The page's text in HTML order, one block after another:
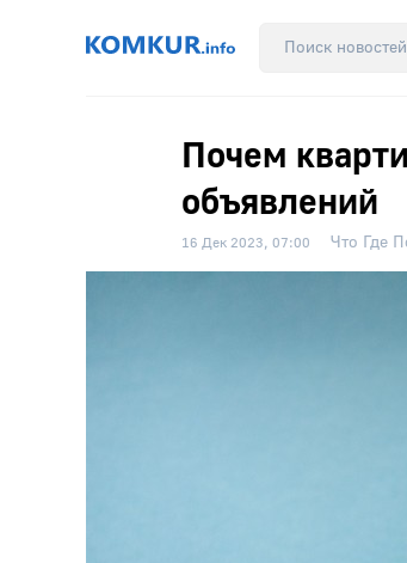
Почем
объявлений
16 Дек 2023, 07:00 Что Где